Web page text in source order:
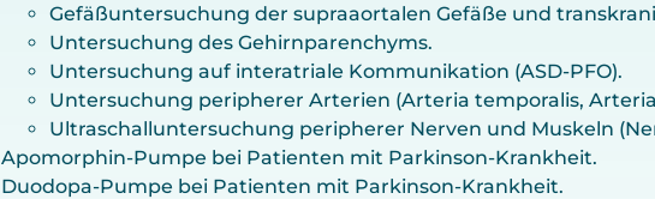
Gefäßuntersuchung der supraaortalen Gefäße und
Untersuchung des Gehirnparenchyms.
Untersuchung auf interatriale Kommunikation (ASD-PFO).
Untersuchung peripherer Arterien (Arteria temporalis,
Ultraschalluntersuchung peripherer Nerven und Muskeln
Apomorphin-Pumpe bei Patienten mit Parkinson-Krankheit.
Duodopa-Pumpe bei Patienten mit Parkinson-Krankheit.